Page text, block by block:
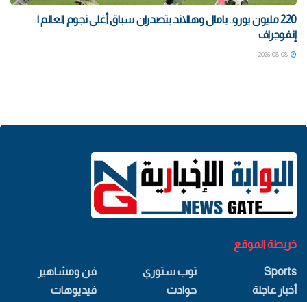
220 مليون يورو.. يامال وهالاند يتصدران سباق أغلى نجوم العالم |
إنفوجراف
خريطة الموقع
Sports
أخبار عاجلة
توب ستوري
حوادث
فن ومشاهير
فيديوهات